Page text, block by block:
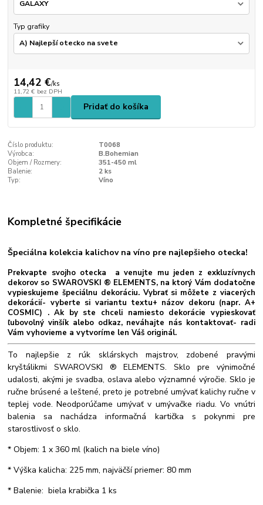
Typ grafiky
14,42 €/ks
11,72 € bez DPH
Pridať do košíka
Číslo produktu:
T0068
Výrobca:
B.Bohemian
Objem / Rozmery:
351-450 ml
Balenie:
2 ks
Typ:
Víno
Kompletné špecifikácie
Špeciálna kolekcia kalichov na víno pre najlepšieho otecka!
Prekvapte svojho otecka a venujte mu jeden z exkluzívnych
dekorov so SWAROVSKI ® ELEMENTS, na ktorý Vám dodatočne
vypieskujeme špeciálnu dekoráciu. Vybrať si môžete z viacerých
dekorácií- vyberte si variantu textu+ názov dekoru (napr. A+
COSMIC) . Ak by ste chceli namiesto dekorácie vypieskovať
ľubovolný vinšík alebo odkaz, neváhajte nás kontaktovať- radi
Vám vyhovieme a vytvoríme len Váš originál.
To najlepšie z rúk sklárskych majstrov, zdobené pravými
kryštálikmi SWAROVSKI ® ELEMENTS. Sklo pre výnimočné
udalosti, akými je svadba, oslava alebo významné výročie. Sklo je
ručne brúsené a leštené, preto je potrebné umývať kalichy ručne v
teplej vode. Neodporúčame umývať v umývačke riadu. Vo vnútri
balenia sa nachádza informačná kartička s pokynmi pre
starostlivosť o sklo.
* Objem: 1 x 360 ml (kalich na biele víno)
* Výška kalicha: 225 mm, najväčší priemer: 80 mm
* Balenie: biela krabička 1 ks